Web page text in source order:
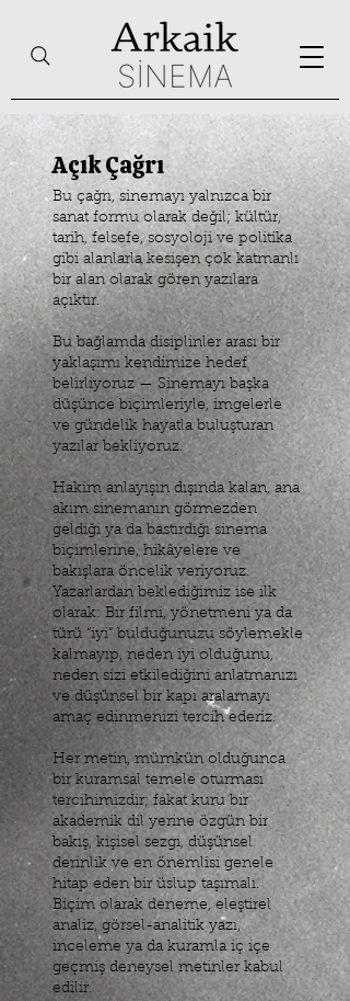
Açık Çağrı
Bu çağrı, sinemayı yalnızca bir
sanat formu olarak değil; kültür,
tarih, felsefe, sosyoloji ve politika
gibi alanlarla kesişen çok katmanlı
bir alan olarak gören yazılara
açıktır.
Bu bağlamda disiplinler arası bir
yaklaşımı kendimize hedef
belirliyoruz — Sinemayı başka
düşünce biçimleriyle, imgelerle
ve gündelik hayatla buluşturan
yazılar bekliyoruz.
Hakim anlayışın dışında kalan, ana
akım sinemanın görmezden
geldiği ya da bastırdığı sinema
biçimlerine, hikâyelere ve
bakışlara öncelik veriyoruz.
Yazarlardan beklediğimiz ise ilk
olarak: Bir filmi, yönetmeni ya da
türü “iyi” bulduğunuzu söylemekle
kalmayıp, neden iyi olduğunu,
neden sizi etkilediğini anlatmanızı
ve düşünsel bir kapı aralamayı
amaç edinmenizi tercih ederiz.
Her metin, mümkün olduğunca
bir kuramsal temele oturması
tercihimizdir; fakat kuru bir
akademik dil yerine özgün bir
bakış, kişisel sezgi, düşünsel
derinlik ve en önemlisi genele
hitap eden bir üslup taşımalı.
Biçim olarak deneme, eleştirel
analiz, görsel-analitik yazı,
inceleme ya da kuramla iç içe
geçmiş deneysel metinler kabul
edilir.